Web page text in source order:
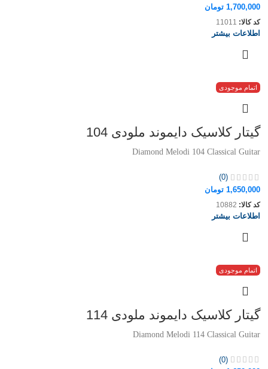
1,700,000 تومان
کد کالا: 11011
اطلاعات بیشتر
اتمام موجودی
گیتار کلاسیک دایموند ملودی 104
Diamond Melodi 104 Classical Guitar
(0)
1,650,000 تومان
کد کالا: 10882
اطلاعات بیشتر
اتمام موجودی
گیتار کلاسیک دایموند ملودی 114
Diamond Melodi 114 Classical Guitar
(0)